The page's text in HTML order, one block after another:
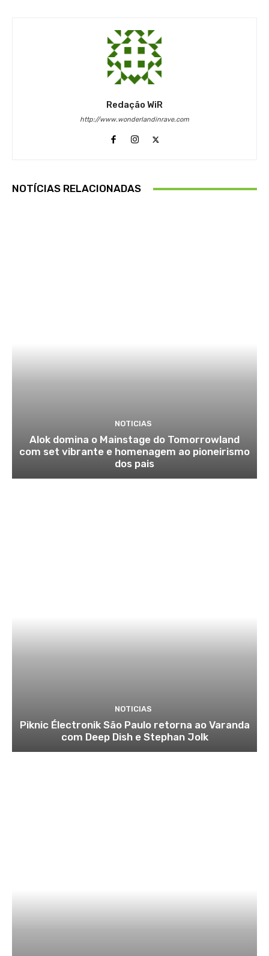
Redação WiR
http://www.wonderlandinrave.com
NOTÍCIAS RELACIONADAS
NOTICIAS
Alok domina o Mainstage do Tomorrowland
com set vibrante e homenagem ao pioneirismo
dos pais
NOTICIAS
Piknic Électronik São Paulo retorna ao Varanda
com Deep Dish e Stephan Jolk